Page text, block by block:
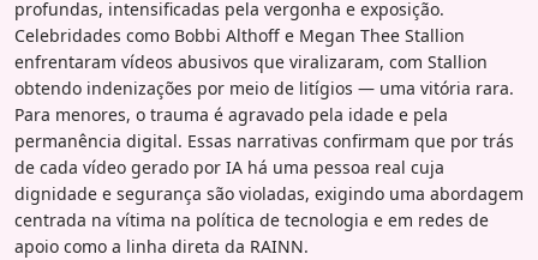
profundas, intensificadas pela vergonha e exposição.
Celebridades como Bobbi Althoff e Megan Thee Stallion
enfrentaram vídeos abusivos que viralizaram, com Stallion
obtendo indenizações por meio de litígios — uma vitória rara.
Para menores, o trauma é agravado pela idade e pela
permanência digital. Essas narrativas confirmam que por trás
de cada vídeo gerado por IA há uma pessoa real cuja
dignidade e segurança são violadas, exigindo uma abordagem
centrada na vítima na política de tecnologia e em redes de
apoio como a linha direta da RAINN.